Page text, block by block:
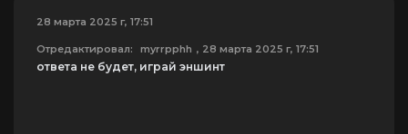
28 марта 2025 г, 17:51
Отредактировал: myrrpphh , 28 марта 2025 г, 17:51
ответа не будет, играй эншинт